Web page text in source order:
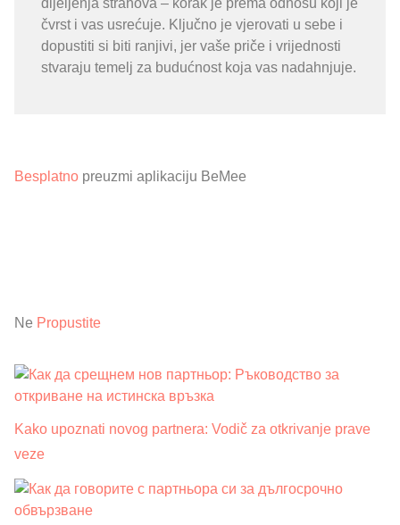
dijeljenja strahova – korak je prema odnosu koji je
čvrst i vas usrećuje. Ključno je vjerovati u sebe i
dopustiti si biti ranjivi, jer vaše priče i vrijednosti
stvaraju temelj za budućnost koja vas nadahnjuje.
Besplatno preuzmi aplikaciju BeMee
Ne Propustite
Kako upoznati novog partnera: Vodič za otkrivanje prave
veze